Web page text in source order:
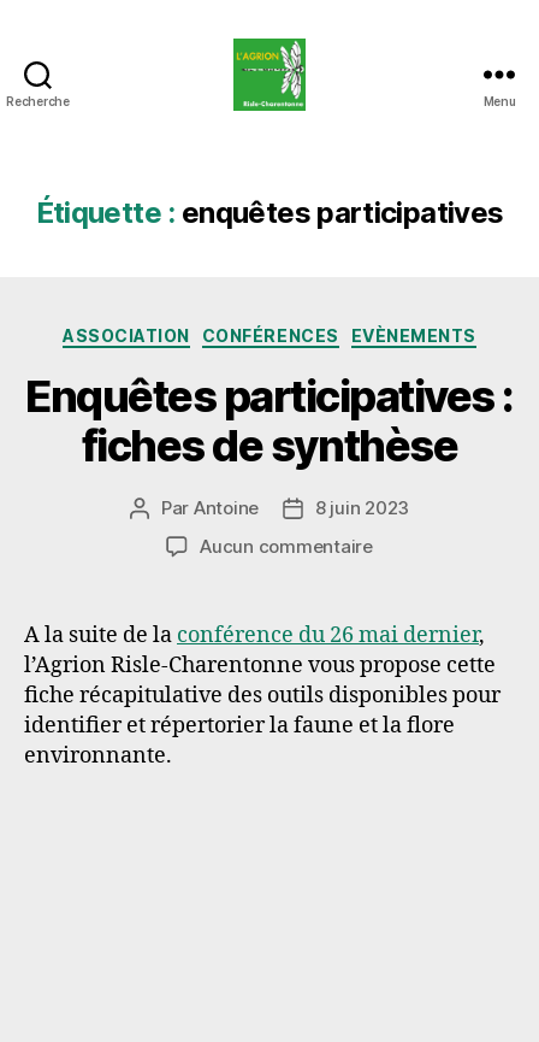
Recherche Menu
Étiquette : enquêtes participatives
Catégories
ASSOCIATION CONFÉRENCES EVÈNEMENTS
Enquêtes participatives :
fiches de synthèse
Auteur
l’article
Par Antoine
Date8 juin 2023
Aucun commentairesur
fiches
de
synthèse
A la suite de la conférence du 26 mai dernier,
l’Agrion Risle-Charentonne vous propose cette
fiche récapitulative des outils disponibles pour
identifier et répertorier la faune et la flore
environnante.